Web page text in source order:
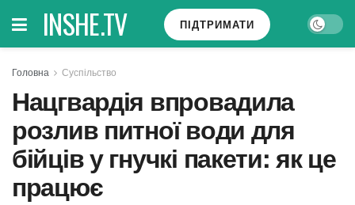
INSHE.TV ПІДТРИМАТИ
Головна Суспільство
Нацгвардія впровадила
розлив питної води для
бійців у гнучкі пакети: як це
працює